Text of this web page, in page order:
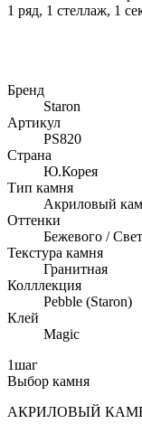
1 ряд, 1 стеллаж, 1
Бренд
Staron
Артикул
PS820
Страна
Ю.Корея
Тип камня
Акриловый
Оттенки
Бежевого /
Текстура камня
Гранитная
Колллекция
Pebble (Staron)
Клей
Magic
1шаг
Выбор камня
АКРИЛОВЫЙ